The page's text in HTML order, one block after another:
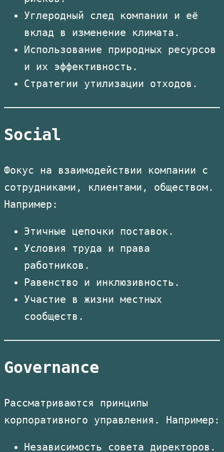
Углеродный след компании и её
вклад в изменение климата.
Использование природных ресурсов
и их эффективность.
Стратегии утилизации отходов.
Social
Фокус на взаимодействии компании с
сотрудниками, клиентами, обществом.
Например:
Этичные цепочки поставок.
Условия труда и права
работников.
Равенство и инклюзивность.
Участие в жизни местных
сообществ.
Governance
Рассматриваются принципы
корпоративного управления. Например:
Независимость совета директоров.